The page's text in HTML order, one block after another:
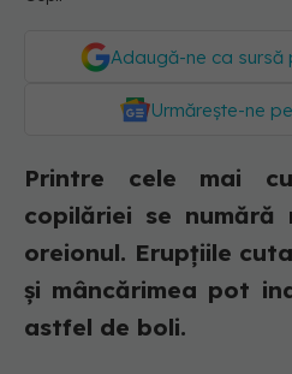
Adaugă-ne ca
Urmărește-ne
Printre cele mai
copilăriei se numără
oreionul. Erupţiile
şi mâncărimea pot
astfel de boli.